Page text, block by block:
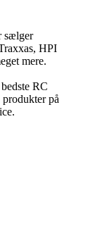
sælger
HPI
mere.
RC
på